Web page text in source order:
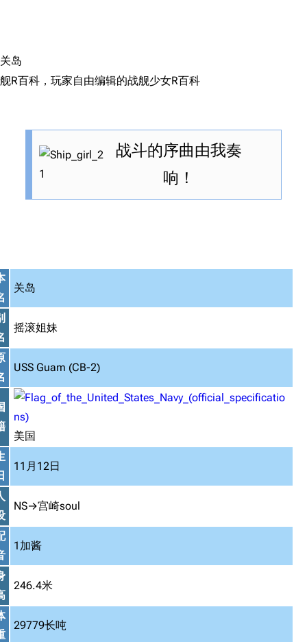
关岛
舰R百科，玩家自由编辑的战舰少女R百科
战斗的序曲由我奏
响！‌
关岛
摇滚姐妹
USS Guam (CB-2)
美国
11月12日
NS→宫崎soul
1加酱
246.4米
29779长吨